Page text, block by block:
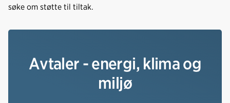
søke om støtte til tiltak.
Avtaler - energi, klima og
miljø